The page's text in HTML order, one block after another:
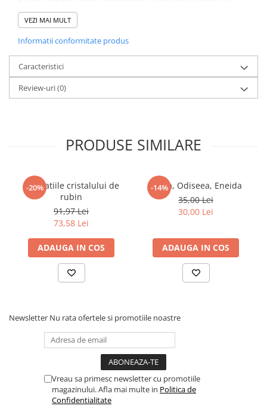
situatie, aproape ca tremura in fata gandului ca ar putea sa o
piarda pe Irina pentru totdeauna. Pe de alta parte, Matei, prins in
vulnerabila, fragila si neajutorata, ca orice om care este pe
punctul de a pierde o lupta si a se declara infrant.
Inca o data, Irina Binder se dovedeste a fi un maestru al emotiei,
iar cuvintele asternute in paginile acestei carti sunt ca o nota
muzicala ce vibreaza in armonie cu sufletul cititorului, atingand
VEZI MAI MULT
Informatii conformitate produs
Caracteristici
Review-uri(0)
PRODUSE SIMILARE
-20%
Revelatiile cristalului de
rubin
91,97 Lei
73,58 Lei
ADAUGA IN COS
-14%
Iliada, Odiseea, Eneida
35,00 Lei
30,00 Lei
ADAUGA IN COS
Newsletter Nu rata ofertele si promotiile noastre
Vreau sa primesc newsletter cu promotiile
magazinului. Afla mai multe in Politica de
Confidentialitate